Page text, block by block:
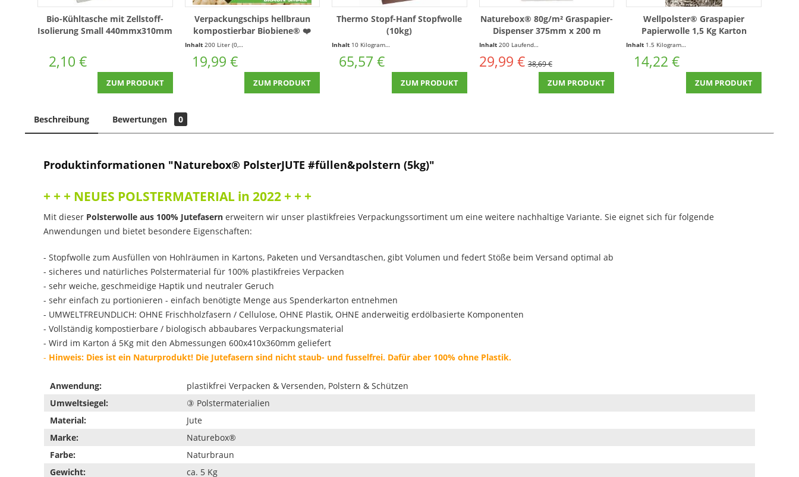
Bio-Kühltasche mit Zellstoff-
Isolierung Small 440mmx310mm
2,10 €
ZUM PRODUKT
Verpackungschips hellbraun
kompostierbar Biobiene® ❤️
Inhalt 200 Liter (0,10 € * / 1 Liter)
19,99 €
ZUM PRODUKT
Thermo Stopf-Hanf Stopfwolle
(10kg)
Inhalt 10 Kilogramm
65,57 €
ZUM PRODUKT
Naturebox® 80g/m² Graspapier-
Dispenser 375mm x 200 m
Inhalt 200 Laufende(r) Meter (0,15 € * / 1 Laufende(r) Meter)
29,99 € 38,69 €
ZUM PRODUKT
Wellpolster® Graspapier
Papierwolle 1,5 Kg Karton
Inhalt 1.5 Kilogramm
14,22 €
ZUM PRODUKT
Beschreibung Bewertungen 0
Produktinformationen "Naturebox® PolsterJUTE #füllen&polstern (5kg)"
+ + + NEUES POLSTERMATERIAL in 2022 + + +
Mit dieser Polsterwolle aus 100% Jutefasern erweitern wir unser plastikfreies Verpackungssortiment um eine weitere nachhaltige Variante. Sie eignet sich für folgende
Anwendungen und bietet besondere Eigenschaften:
- Stopfwolle zum Ausfüllen von Hohlräumen in Kartons, Paketen und Versandtaschen, gibt Volumen und federt Stöße beim Versand optimal ab
- sicheres und natürliches Polstermaterial für 100% plastikfreies Verpacken
- sehr weiche, geschmeidige Haptik und neutraler Geruch
- sehr einfach zu portionieren - einfach benötigte Menge aus Spenderkarton entnehmen
- UMWELTFREUNDLICH: OHNE Frischholzfasern / Cellulose, OHNE Plastik, OHNE anderweitig erdölbasierte Komponenten
- Vollständig kompostierbare / biologisch abbaubares Verpackungsmaterial
- Wird im Karton á 5Kg mit den Abmessungen 600x410x360mm geliefert
- Hinweis: Dies ist ein Naturprodukt! Die Jutefasern sind nicht staub- und fusselfrei. Dafür aber 100% ohne Plastik.
Anwendung:
plastikfrei Verpacken & Versenden, Polstern & Schützen
Umweltsiegel:
③ Polstermaterialien
Material:
Jute
Marke:
Naturebox®
Farbe:
Naturbraun
Gewicht:
ca. 5 Kg